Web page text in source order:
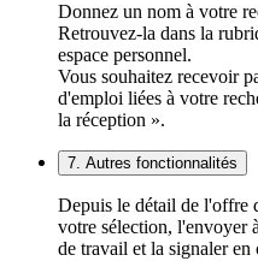
Donnez un nom à votre
Retrouvez-la dans la
espace personnel.
Vous souhaitez recevoir
d'emploi liées à votre
la réception ».
7. Autres fonctionnalités
Depuis le détail de l'offre
votre sélection, l'envoyer
de travail et la signaler en